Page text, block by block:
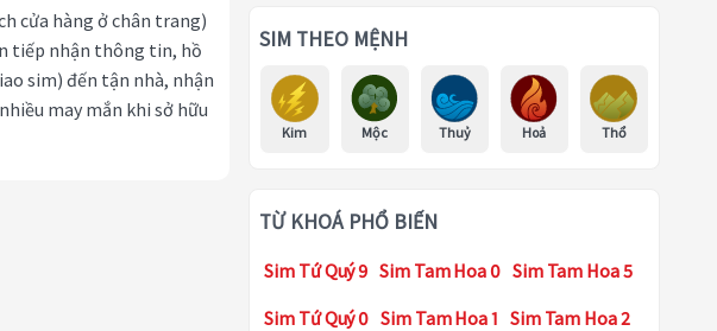
cửa hàng ở chân trang)
tiếp nhận thông tin, hồ
sim) đến tận nhà, nhận
may mắn khi sở hữu
SIM THEO MỆNH
Kim Mộc Thuỷ Hoả Thổ
TỪ KHOÁ PHỔ BIẾN
Sim Tứ Quý 9 Sim Tam Hoa 0 Sim Tam Hoa 5
Sim Tứ Quý 0 Sim Tam Hoa 1 Sim Tam Hoa 2